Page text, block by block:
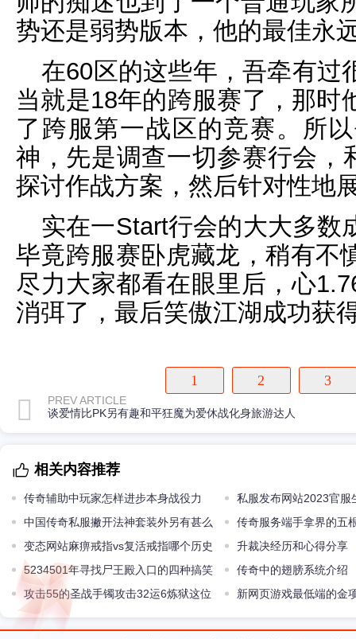
势还是弱势版本，他的最佳永
在60区的这些年，吾牵有过
当就是18年的跨服赛了，那时
了跨服第一战区的竞赛。所
神，先是调查一切参赛行会，
探讨作战方案，然后针对性地
实在一Start行会的大大多数
毕竟跨服赛卧虎藏龙，稍有不
尽力大家都看在眼里后，心
消弭了，最后笑傲江湖成功获
1 2 3
PREV ARTICLE
谈爱情比PK另有趣和平狂魔为爱休战化身旅游达人
相关内容推荐
传奇辅助中玩家怎样进步本身战役力
私服发布网站2023官服
随老道一睹为快吧
中国传奇私服撇开法神套装外另有甚么
顶尖套装
传奇服务端手拿界的五
真不是一点点
变态网站麻痹戒指vs复活戒指哪个历史
地位更高一些？
升裁决经历和心得分享
5234501年寻找尸王殿入口的四种搞笑
操作老玩家看哭了
传奇中的翅膀系统介绍
攻击55的圣战手镯攻击32运6炼狱这位
女战士够弱小
新网页游戏最低端的金
品属性有多强？实力直追